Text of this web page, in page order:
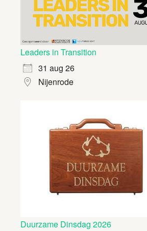
Leaders in Transition
31 aug 26
Nijenrode
Duurzame Dinsdag 2026